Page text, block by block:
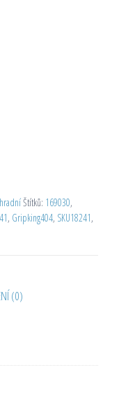
Štítků: 169030,
, Gripking404, SKU18241,
(0)